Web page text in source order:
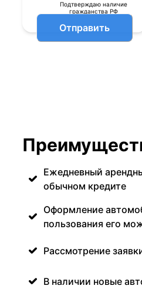
Подтверждаю наличие
гражданства РФ
Отправить
Ежедневный
обычном кредите
Оформление
пользования его
Рассмотрение
В наличии новые